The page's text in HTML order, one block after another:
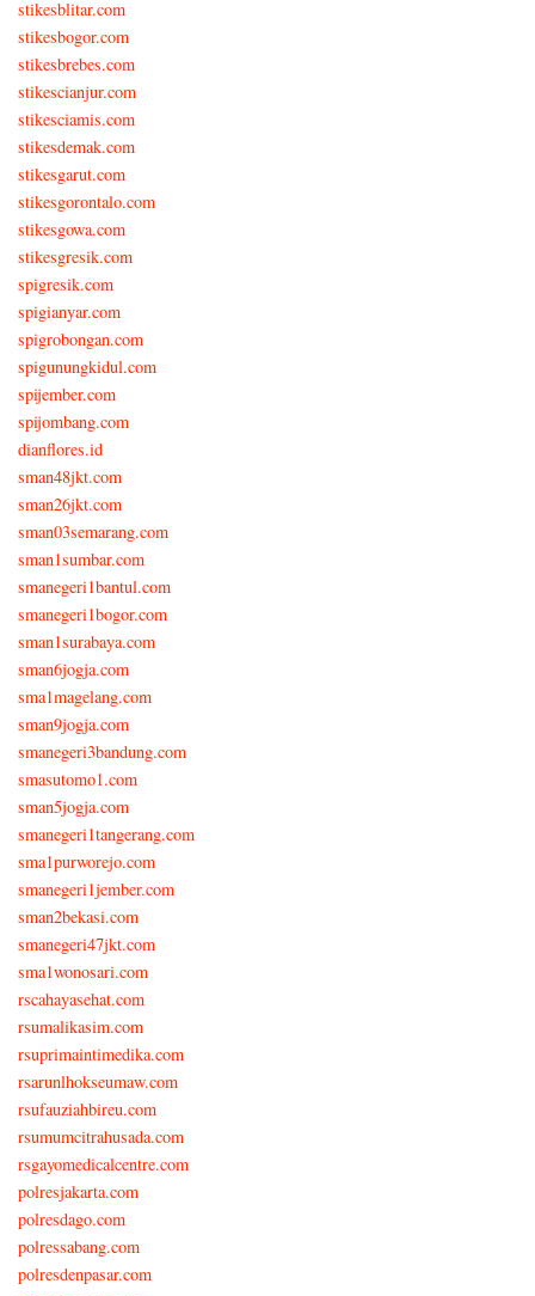
stikesblitar.com
stikesbogor.com
stikesbrebes.com
stikescianjur.com
stikesciamis.com
stikesdemak.com
stikesgarut.com
stikesgorontalo.com
stikesgowa.com
stikesgresik.com
spigresik.com
spigianyar.com
spigrobongan.com
spigunungkidul.com
spijember.com
spijombang.com
dianflores.id
sman48jkt.com
sman26jkt.com
sman03semarang.com
sman1sumbar.com
smanegeri1bantul.com
smanegeri1bogor.com
sman1surabaya.com
sman6jogja.com
sma1magelang.com
sman9jogja.com
smanegeri3bandung.com
smasutomo1.com
sman5jogja.com
smanegeri1tangerang.com
sma1purworejo.com
smanegeri1jember.com
sman2bekasi.com
smanegeri47jkt.com
sma1wonosari.com
rscahayasehat.com
rsumalikasim.com
rsuprimaintimedika.com
rsarunlhokseumaw.com
rsufauziahbireu.com
rsumumcitrahusada.com
rsgayomedicalcentre.com
polresjakarta.com
polresdago.com
polressabang.com
polresdenpasar.com